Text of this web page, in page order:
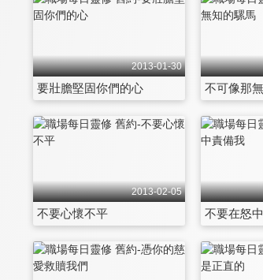
2013-01-30
要壯膽堅固你們的心 不可像那
2013-02-05
不要心懷不平 不要在怒